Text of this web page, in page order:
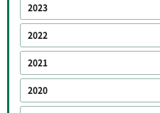
2023
2022
2021
2020